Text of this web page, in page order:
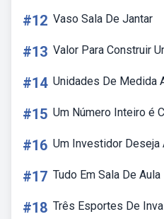
#12 Vaso Sala De Jantar
#13 Valor Para Construir
#14 Unidades De Medida
#15 Um Número Inteiro é
#16 Um Investidor Deseja
#17 Tudo Em Sala De
#18 Três Esportes De